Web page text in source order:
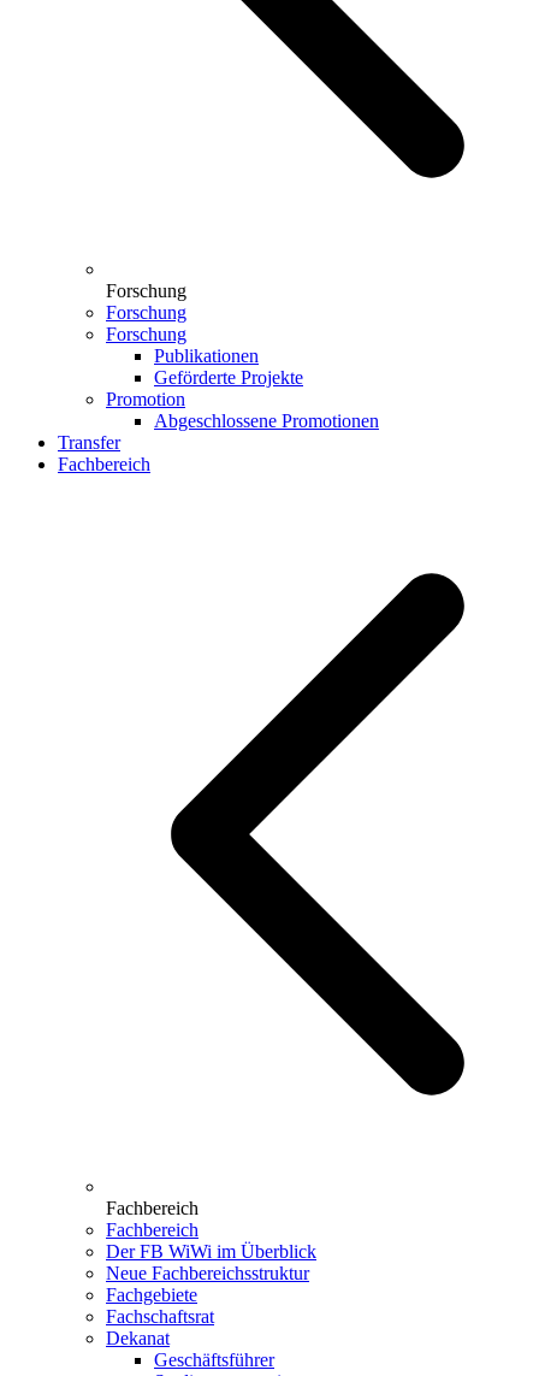
Forschung
Forschung
Forschung
Publikationen
Geförderte Projekte
Promotion
Abgeschlossene Promotionen
Transfer
Fachbereich
Fachbereich
Fachbereich
Der FB WiWi im Überblick
Neue Fachbereichsstruktur
Fachgebiete
Fachschaftsrat
Dekanat
Geschäftsführer